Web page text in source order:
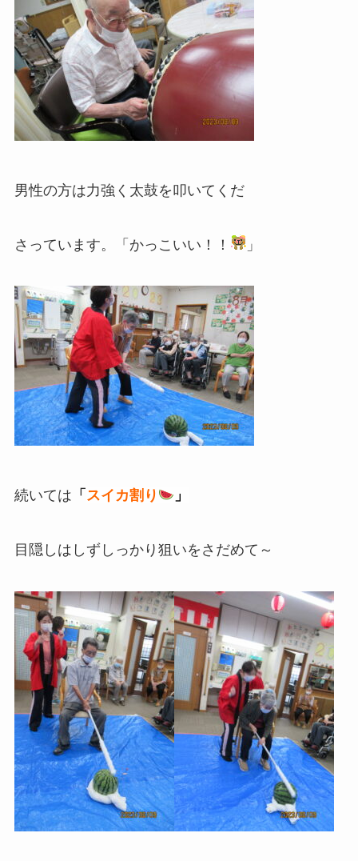
男性の方は力強く太鼓を叩いてくだ
さっています。「かっこいい！！ 」
続いては 「 スイカ割り 」
目隠しはしずしっかり狙いをさだめて～